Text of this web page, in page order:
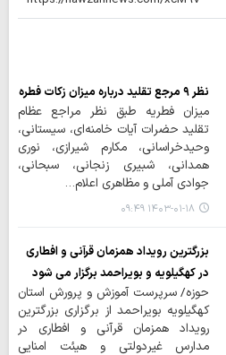
نظر ۹ مرجع تقلید درباره میزان زکات فطره
میزان فطریه طبق نظر مراجع عظام
تقلید حضرات آیات خامنه‌ای، سیستانی،
وحیدخراسانی، مکارم شیرازی، نوری
همدانی، شبیری زنجانی، سبحانی،
جوادی آملی و مظاهری اعلام…
۱۴۰۳-۰۱-۱۸ ۰۹:۴۹
بزرگترین رویداد همزمان قرآنی و افطاری
در کهگیلویه و بویراحمد برگزار می شود
حوزه/ سرپرست آموزش و پرورش استان
کهگیلویه بویراحمد از برگزاری بزرگترین
رویداد همزمان قرآنی و افطاری در
مدارس غیردولتی و هیئت امنایی